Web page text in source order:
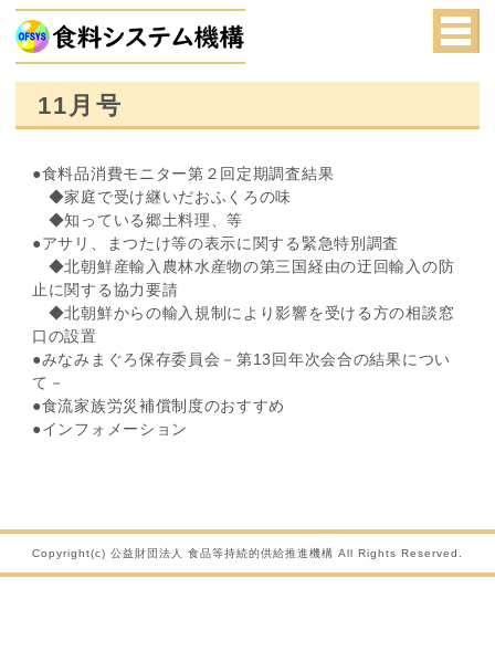
11月号
●食料品消費モニター第２回定期調査結果
◆家庭で受け継いだおふくろの味
◆知っている郷土料理、等
●アサリ、まつたけ等の表示に関する緊急特別調査
◆北朝鮮産輸入農林水産物の第三国経由の迂回輸入の防
止に関する協力要請
◆北朝鮮からの輸入規制により影響を受ける方の相談窓
口の設置
●みなみまぐろ保存委員会－第13回年次会合の結果につい
て－
●食流家族労災補償制度のおすすめ
●インフォメーション
Copyright(c) 公益財団法人 食品等持続的供給推進機構 All Rights Reserved.